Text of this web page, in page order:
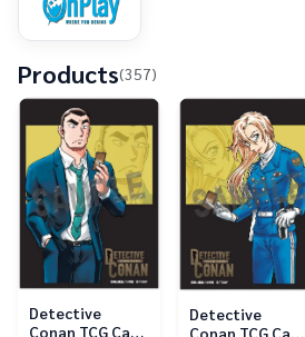
Products(357)
Detective
Conan TCG Card
Detective